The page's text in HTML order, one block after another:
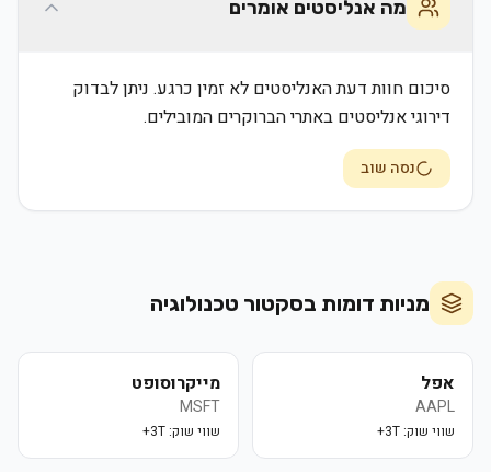
מה אנליסטים אומרים
סיכום חוות דעת האנליסטים לא זמין כרגע. ניתן לבדוק
דירוגי אנליסטים באתרי הברוקרים המובילים.
נסה שוב
מניות דומות בסקטור טכנולוגיה
אפל
AAPL
שווי שוק: 3T+
מייקרוסופט
MSFT
שווי שוק: 3T+